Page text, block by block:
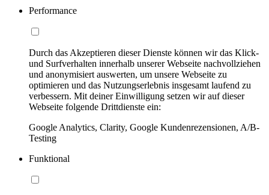
Performance
Durch das Akzeptieren dieser Dienste können wir das Klick-
und Surfverhalten innerhalb unserer Webseite nachvollziehen
und anonymisiert auswerten, um unsere Webseite zu
optimieren und das Nutzungserlebnis insgesamt laufend zu
verbessern. Mit deiner Einwilligung setzen wir auf dieser
Webseite folgende Drittdienste ein:
Google Analytics, Clarity, Google Kundenrezensionen, A/B-
Testing
Funktional